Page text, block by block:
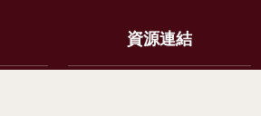
資源連結